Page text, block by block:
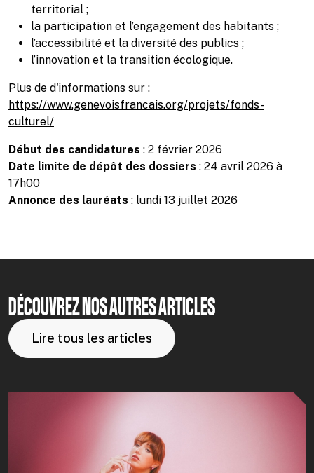
territorial ;
la participation et l’engagement des habitants ;
l’accessibilité et la diversité des publics ;
l’innovation et la transition écologique.
Plus de d'informations sur :
https://www.genevoisfrancais.org/projets/fonds-
culturel/
Début des candidatures : 2 février 2026
Date limite de dépôt des dossiers : 24 avril 2026 à
17h00
Annonce des lauréats : lundi 13 juillet 2026
DÉCOUVREZ NOS AUTRES ARTICLES
Lire tous les articles